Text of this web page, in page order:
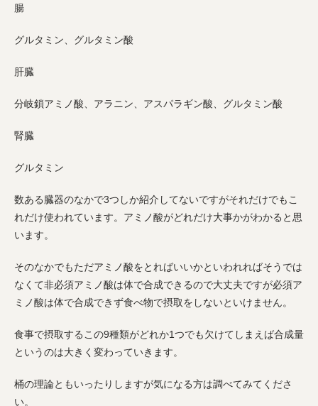
腸
グルタミン、グルタミン酸
肝臓
分岐鎖アミノ酸、アラニン、アスパラギン酸、グルタミン酸
腎臓
グルタミン
数ある臓器のなかで3つしか紹介してないですがそれだけでもこ
れだけ使われています。アミノ酸がどれだけ大事かがわかると思
います。
そのなかでもただアミノ酸をとればいいかといわれればそうでは
なくて非必須アミノ酸は体で合成できるので大丈夫ですが必須ア
ミノ酸は体で合成できず食べ物で摂取をしないといけません。
食事で摂取するこの9種類がどれか1つでも欠けてしまえば合成量
というのは大きく変わっていきます。
桶の理論ともいったりしますが気になる方は調べてみてくださ
い。